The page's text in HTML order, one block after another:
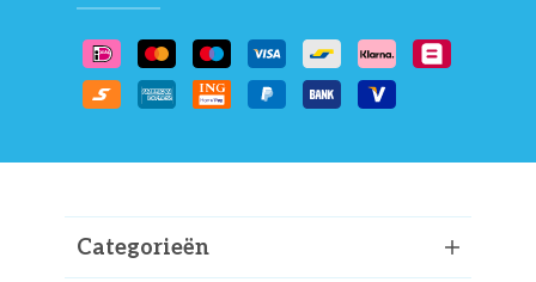
Categorieën